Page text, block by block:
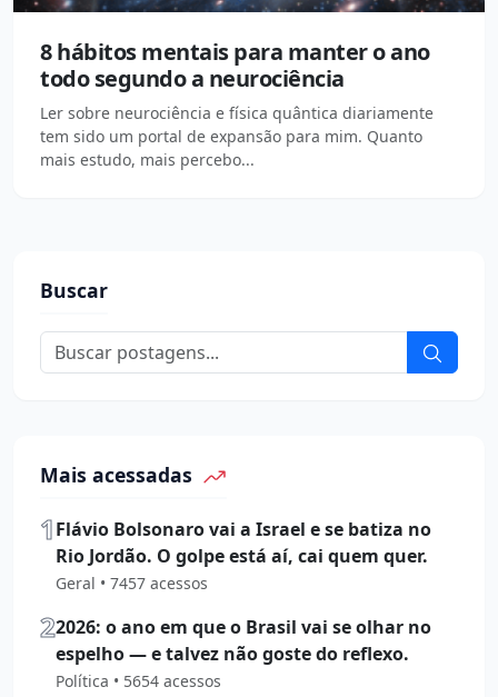
8 hábitos mentais para manter o ano
todo segundo a neurociência
Ler sobre neurociência e física quântica diariamente
tem sido um portal de expansão para mim. Quanto
mais estudo, mais percebo...
Buscar
Mais acessadas
1Flávio Bolsonaro vai a Israel e se batiza no
Rio Jordão. O golpe está aí, cai quem quer.
Geral • 7457 acessos
22026: o ano em que o Brasil vai se olhar no
espelho — e talvez não goste do reflexo.
Política • 5654 acessos